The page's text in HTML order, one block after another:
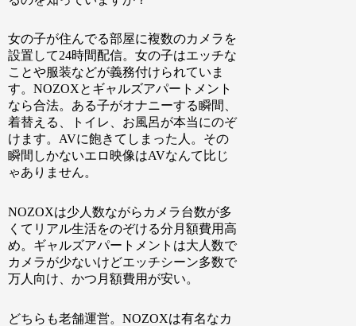
女の子が住んでる部屋に複数のカメラを
設置して24時間配信。女の子はエッチな
ことや服装などが義務付けられていま
す。NOZOXとギャルズアパートメント
なら合法。ある子がオナニーする瞬間、
着替える、トイレ、お風呂が本当にのぞ
けます。AVに飽きてしまった人。その
瞬間しかないエロ映像はAVなんて比じ
ゃありません。
NOZOXは少人数ながらカメラ台数が多
くてリアル生活をのぞける分月額費用高
め。ギャルズアパートメントは大人数で
カメラが少ないけどエッチシーン多数で
万人向け、かつ月額費用が安い。
どちらも老舗運営。NOZOXは有名なカ